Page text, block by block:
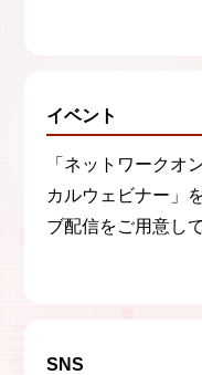
イベント
「ネットワークオ
カルウェビナー」
ブ配信をご用意し
SNS